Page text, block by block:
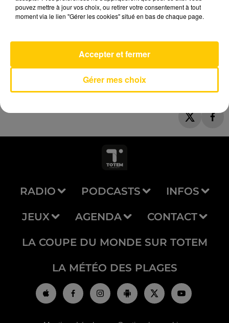
FRANCIS CABREL
AVEYRON NORD
RADIO PODCASTS INFOS
JEUX AGENDA CONTACT
LA COUPE DU MONDE SUR TOTEM
LA MÉTÉO DES PLAGES
pouvez mettre à jour vos choix, ou retirer votre consentement à tout
moment via le lien "Gérer les cookies" situé en bas de chaque page.
Gérer mes choix
Accepter et fermer